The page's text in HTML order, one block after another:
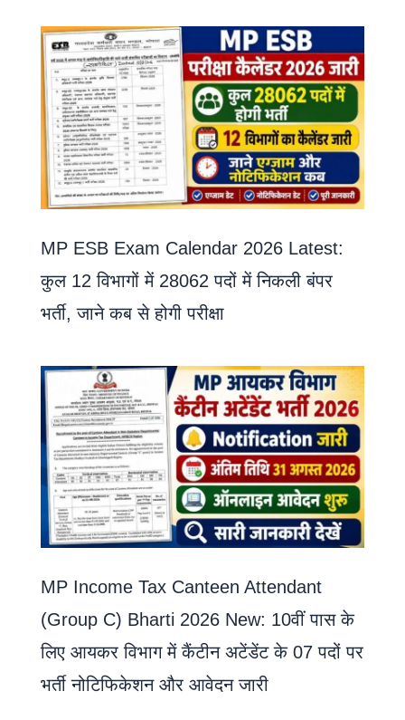
MP ESB Exam Calendar 2026 Latest:
कुल 12 विभागों में 28062 पदों में निकली बंपर
भर्ती, जाने कब से होगी परीक्षा
MP Income Tax Canteen Attendant
(Group C) Bharti 2026 New: 10वीं पास के
लिए आयकर विभाग में कैंटीन अटेंडेंट के 07 पदों पर
भर्ती नोटिफिकेशन और आवेदन जारी